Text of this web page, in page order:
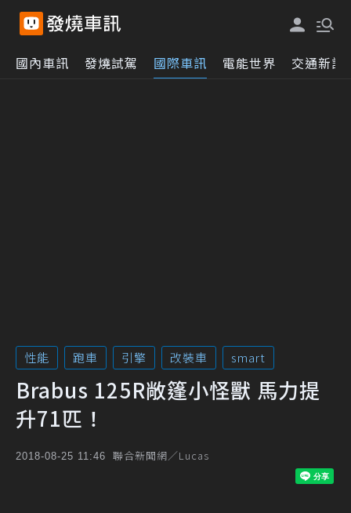
國內車訊 發燒試駕 國際車訊 電能世界 交通新訊
性能 跑車 引擎 改裝車 smart
Brabus 125R敞篷小怪獸 馬力提
升71匹！
2018-08-25 11:46 聯合新聞網／Lucas